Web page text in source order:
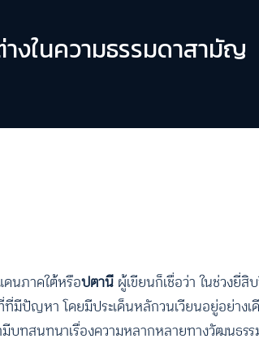
างในความธรรมดาสามัญ
นภาคใต้หรือปตานี ผู้เขียนก็เชื่อว่า ในช่วงยี่
ญหา โดยมีประเด็นหลักวนเวียนอยู่อย่างเ
บทสนทนาเรื่องความหลากหลายทางวัฒนธร